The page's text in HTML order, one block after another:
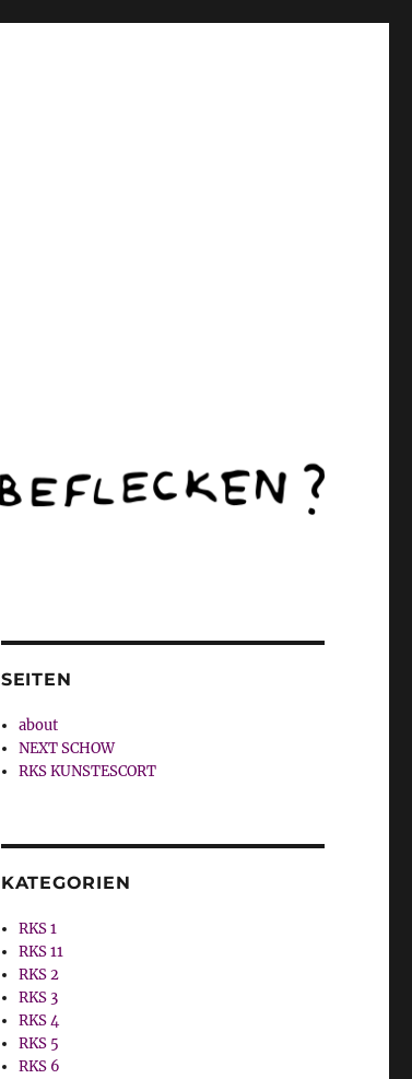
SEITEN
about
NEXT SCHOW
RKS KUNSTESCORT
KATEGORIEN
RKS 1
RKS 11
RKS 2
RKS 3
RKS 4
RKS 5
RKS 6